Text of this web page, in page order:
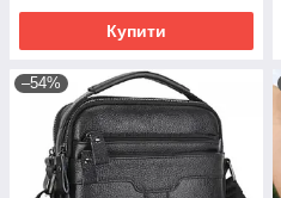
Купити
–54%